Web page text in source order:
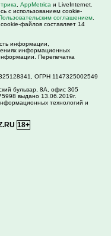
AppMetrica и LiveInternet.
с использованием cookie-
соглашением
файлов составляет 14
информации,
информационных
Перепечатка
ОГРН 1147325002549
бульвар, 8А, офис 305
выдано 13.06.2019г.
технологий и
18+